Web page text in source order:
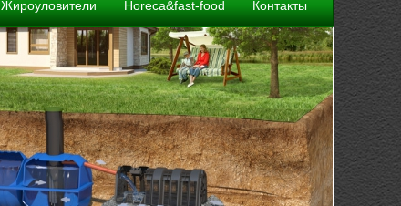
Жироуловители Horeca&fast-food Контакты